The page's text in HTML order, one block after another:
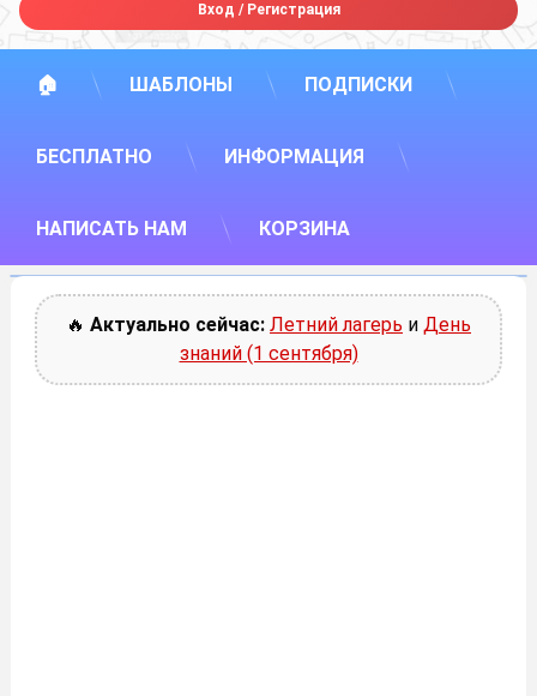
Вход /Регистрация
🏠 ШАБЛОНЫ ПОДПИСКИ
БЕСПЛАТНО ИНФОРМАЦИЯ
НАПИСАТЬ НАМ КОРЗИНА
🔥 Актуально сейчас: Летний лагерь и День
знаний (1 сентября)